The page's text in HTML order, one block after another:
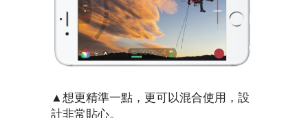
▲想更精準一點，更可以混合使用，設
計非常貼心。